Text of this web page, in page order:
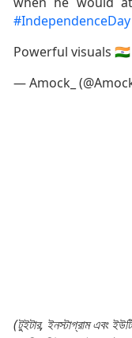
#IndependenceDay
Powerful visuals 🇮🇳
— Amock_
(টুইটার, ইনস্টাগ্রাম এবং